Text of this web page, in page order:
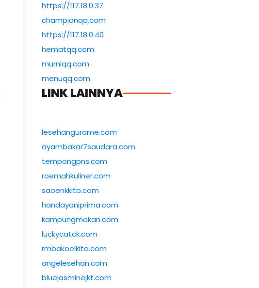
https://117.18.0.37
championqq.com
https://117.18.0.40
hematqq.com
murniqq.com
menuqq.com
LINK LAINNYA
lesehangurame.com
ayambakar7saudara.com
tempongpns.com
roemahkuliner.com
saoenkkito.com
handayaniprima.com
kampungmakan.com
luckycatck.com
rmbakoelkita.com
angelesehan.com
bluejasminejkt.com